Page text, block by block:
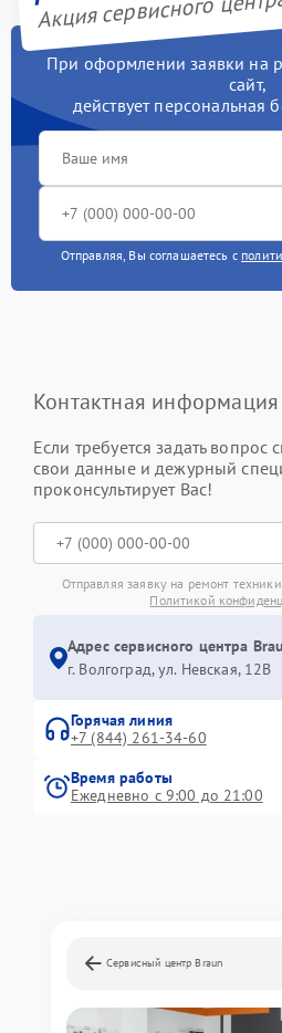
При оформлении заявки на
сайт,
действует персональная
Отправляя, Вы соглашаетесь с
Контактная информация
Если требуется задать вопрос
свои данные и дежурный
проконсультирует Вас!
Отправляя заявку на ремонт
Политикой
Адрес сервисного центра
г. Волгоград, ул. Невская, 12В
Горячая линия
+7 (844) 261-34-60
Время работы
Ежедневно с 9:00 до 21:00
Сервисный центр Braun